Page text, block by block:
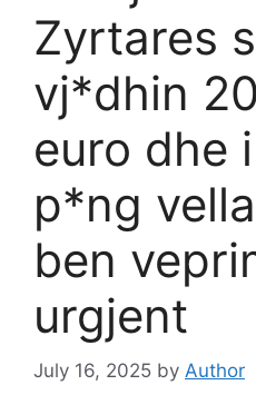
Zyrtares
vj*dhin
euro dhe
p*ng
ben
urgjent
July 16, 2025 by Author